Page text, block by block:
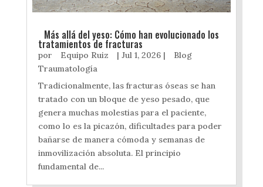
Más allá del yeso: Cómo han evolucionado los
tratamientos de fracturas
por Equipo Ruiz | Jul 1, 2026|
Blog
Traumatología
Tradicionalmente, las fracturas óseas se han
tratado con un bloque de yeso pesado, que
genera muchas molestias para el paciente,
como lo es la picazón, dificultades para poder
bañarse de manera cómoda y semanas de
inmovilización absoluta. El principio
fundamental de...